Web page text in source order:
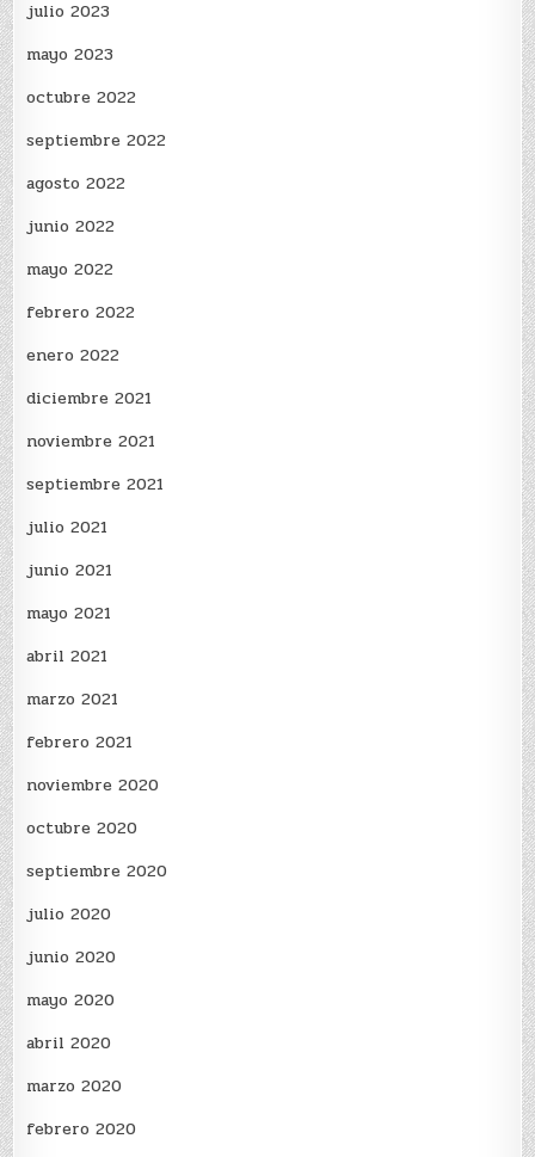
julio 2023
mayo 2023
octubre 2022
septiembre 2022
agosto 2022
junio 2022
mayo 2022
febrero 2022
enero 2022
diciembre 2021
noviembre 2021
septiembre 2021
julio 2021
junio 2021
mayo 2021
abril 2021
marzo 2021
febrero 2021
noviembre 2020
octubre 2020
septiembre 2020
julio 2020
junio 2020
mayo 2020
abril 2020
marzo 2020
febrero 2020